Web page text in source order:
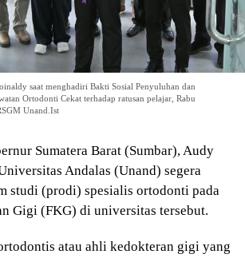
saat menghadiri Bakti Sosial Penyuluhan dan
Ortodonti Cekat terhadap ratusan pelajar, Rabu
Unand.Ist
Sumatera Barat (Sumbar), Audy
Andalas (Unand) segera
studi (prodi) spesialis ortodonti pada
Gigi (FKG) di universitas tersebut.
atau ahli kedokteran gigi yang